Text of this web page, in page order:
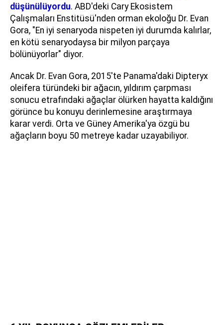
düşünülüyordu. ABD'deki Cary Ekosistem
Çalışmaları Enstitüsü'nden orman ekoloğu Dr. Evan
Gora, "En iyi senaryoda nispeten iyi durumda kalırlar,
en kötü senaryodaysa bir milyon parçaya
bölünüyorlar" diyor.
Ancak Dr. Evan Gora, 2015'te Panama'daki Dipteryx
oleifera türündeki bir ağacın, yıldırım çarpması
sonucu etrafındaki ağaçlar ölürken hayatta kaldığını
görünce bu konuyu derinlemesine araştırmaya
karar verdi. Orta ve Güney Amerika'ya özgü bu
ağaçların boyu 50 metreye kadar uzayabiliyor.